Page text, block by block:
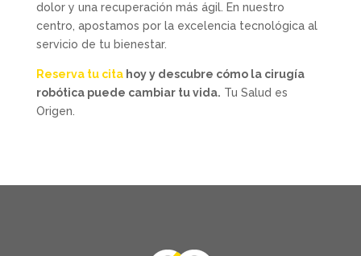
dolor y una recuperación más ágil. En nuestro
centro, apostamos por la excelencia tecnológica al
servicio de tu bienestar.
Reserva tu citahoy y descubre cómo la cirugía
robótica puede cambiar tu vida. Tu Salud es
Origen.